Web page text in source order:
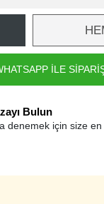
İLE
Bulun
denemek için size en